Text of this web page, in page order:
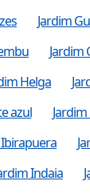
Jardim
Jardim
Helga
azul
Indaia